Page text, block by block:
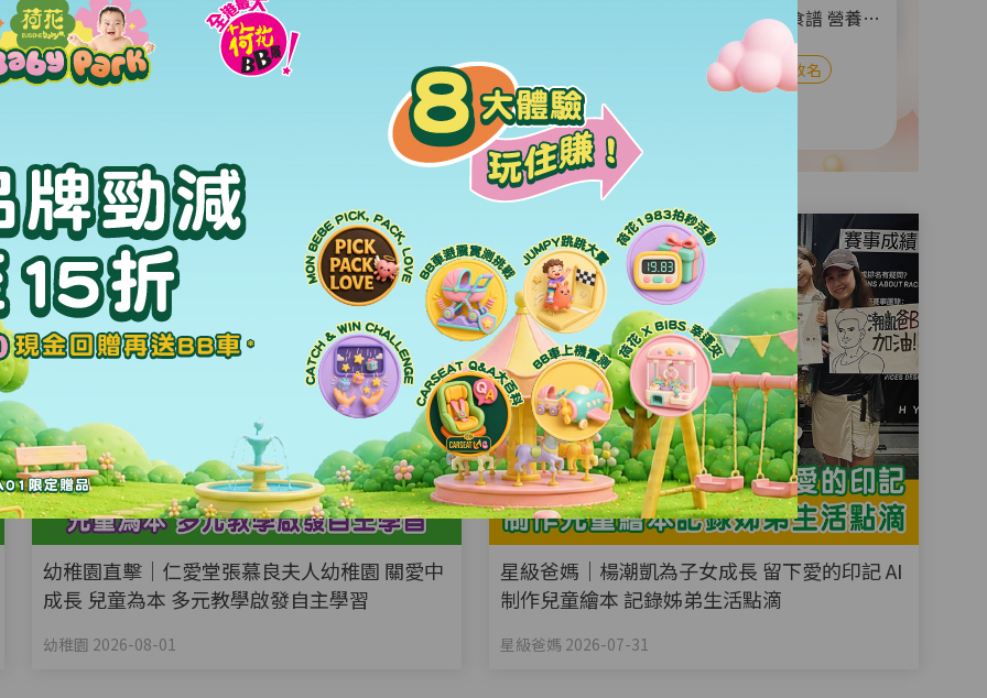
懷孕診療室｜懷孕初期陰道出血擔心小產？4個
6. 親子食譜｜5個10分鐘吸睛早餐食譜 營養價值高 好味推介
#面試
#BB改名
#食譜
#產後脫髮
幼稚園直擊｜仁愛堂張慕良夫人幼稚園 關愛中
成長 兒童為本 多元教學啟發自主學習
幼稚園 2026-08-01
星級爸媽｜楊潮凱為子女成長 留下愛的印記 AI
制作兒童繪本 記錄姊弟生活點滴
星級爸媽 2026-07-31